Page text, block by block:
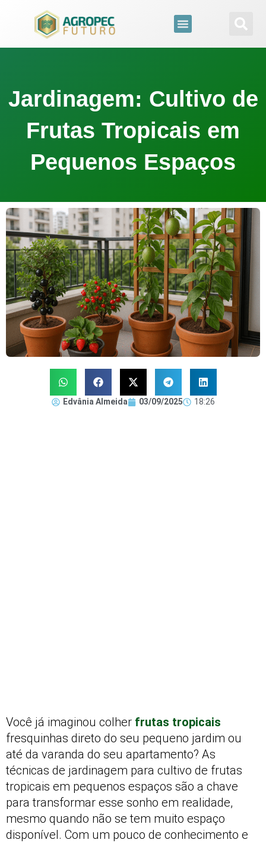
conteúdo
Jardinagem: Cultivo de
Frutas Tropicais em
Pequenos Espaços
Edvânia Almeida 03/09/2025 18:26
Você já imaginou colher frutas tropicais
fresquinhas direto do seu pequeno jardim ou
até da varanda do seu apartamento? As
técnicas de jardinagem para cultivo de frutas
tropicais em pequenos espaços são a chave
para transformar esse sonho em realidade,
mesmo quando não se tem muito espaço
disponível. Com um pouco de conhecimento e